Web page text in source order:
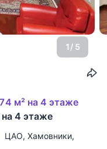
1 / 5
м² на 4 этаже
4 этаже
ЦАО, Хамовники,